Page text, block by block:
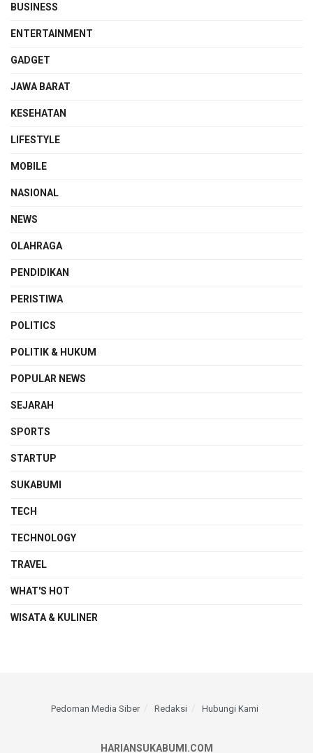
BUSINESS
ENTERTAINMENT
GADGET
JAWA BARAT
KESEHATAN
LIFESTYLE
MOBILE
NASIONAL
NEWS
OLAHRAGA
PENDIDIKAN
PERISTIWA
POLITICS
POLITIK & HUKUM
POPULAR NEWS
SEJARAH
SPORTS
STARTUP
SUKABUMI
TECH
TECHNOLOGY
TRAVEL
WHAT'S HOT
WISATA & KULINER
Pedoman Media Siber Redaksi Hubungi Kami
HARIANSUKABUMI.COM